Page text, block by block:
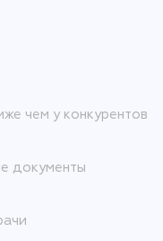
чем у конкурентов
документы